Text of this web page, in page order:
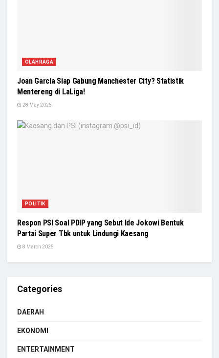
OLAHRAGA
Joan Garcia Siap Gabung Manchester City? Statistik
Mentereng di LaLiga!
28 May 2025
POLITIK
Respon PSI Soal PDIP yang Sebut Ide Jokowi Bentuk
Partai Super Tbk untuk Lindungi Kaesang
8 March 2025
Categories
DAERAH
EKONOMI
ENTERTAINMENT